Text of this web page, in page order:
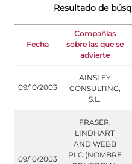
Resultado de
Fecha
Compañías
sobre las que se
advierte
09/10/2003
AINSLEY
CONSULTING,
S.L.
09/10/2003
FRASER,
LINDHART
AND WEBB
PLC (NOMBRE